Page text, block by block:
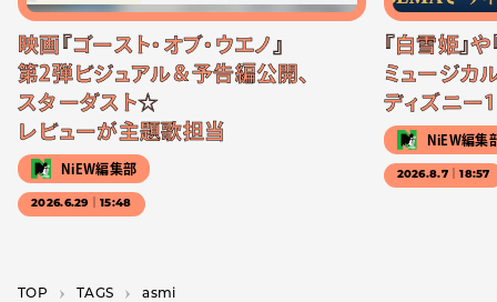
映画『ゴースト・オブ・ウエノ』
第2弾ビジュアル＆予告編公開、
スターダスト☆
レビューが主題歌担当
NiEW編集部
2026.6.29｜15:48
『白雪姫』
ミュージカル
ディズニー
NiEW編集
2026.8.7｜18:57
TOP T­A­G­S asmi